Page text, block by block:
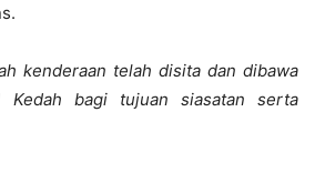
kenderaan telah disita dan dibawa
bagi tujuan siasatan serta